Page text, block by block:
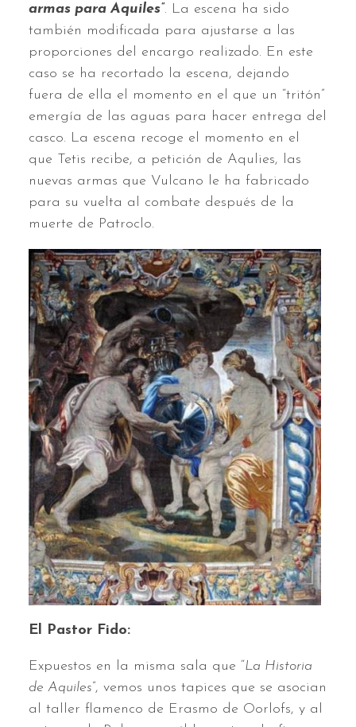
armas para Aquiles”. La escena ha sido
también modificada para ajustarse a las
proporciones del encargo realizado. En este
caso se ha recortado la escena, dejando
fuera de ella el momento en el que un “tritón”
emergía de las aguas para hacer entrega del
casco. La escena recoge el momento en el
que Tetis recibe, a petición de Aqulies, las
nuevas armas que Vulcano le ha fabricado
para su vuelta al combate después de la
muerte de Patroclo.
El Pastor Fido:
Expuestos en la misma sala que “La Historia
de Aquiles”, vemos unos tapices que se asocian
al taller flamenco de Erasmo de Oorlofs, y al